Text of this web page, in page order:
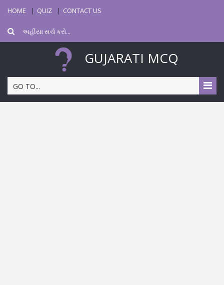
HOME QUIZ CONTACT US
GUJARATI MCQ
GO TO...